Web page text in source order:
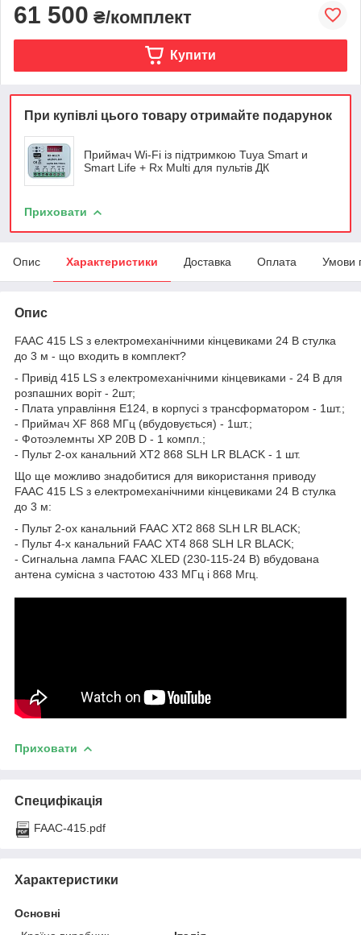
61 500 ₴/комплект
Купити
При купівлі цього товару отримайте подарунок
Приймач Wi-Fi із підтримкою Tuya Smart и
Smart Life + Rx Multi для пультів ДК
Приховати
Опис Характеристики Доставка Оплата Умови
Опис
FAAC 415 LS з електромеханічними кінцевиками 24 В стулка
до 3 м - що входить в комплект?
- Привід 415 LS з електромеханічними кінцевиками - 24 В для
розпашних воріт - 2шт;
- Плата управління E124, в корпусі з трансформатором - 1шт.;
- Приймач XF 868 МГц (вбудовується) - 1шт.;
- Фотоэлемнты XP 20B D - 1 компл.;
- Пульт 2-ох канальний XT2 868 SLH LR BLACK - 1 шт.
Що ще можливо знадобитися для використання приводу
FAAC 415 LS з електромеханічними кінцевиками 24 В стулка
до 3 м:
- Пульт 2-ох канальний FAAC XT2 868 SLH LR BLACK;
- Пульт 4-х канальний FAAC XT4 868 SLH LR BLACK;
- Сигнальна лампа FAAC XLED (230-115-24 В) вбудована
антена сумісна з частотою 433 МГц і 868 Мгц.
Приховати
Специфікація
FAAC-415.pdf
Характеристики
Основні